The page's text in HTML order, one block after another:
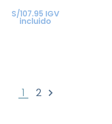
S/107.95 IGV
incluido
1 2